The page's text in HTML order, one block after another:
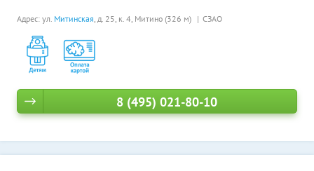
Адрес: ул. Митинская, д. 25, к. 4, Митино (326 м) СЗАО
8 (495) 021-80-10